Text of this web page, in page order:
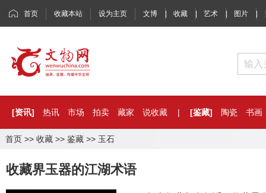
首页 收藏本站 设为主页 文博 | 收藏 | 艺术 | 图片 |
[资讯] 热讯 市场 拍卖 藏家 说收藏 | [鉴藏] 陶瓷 书画
首页 >> 收藏 >> 鉴藏 >> 玉石
收藏界玉器的江湖术语